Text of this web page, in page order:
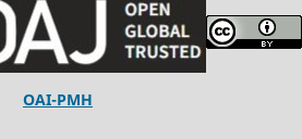
OAI-PMH